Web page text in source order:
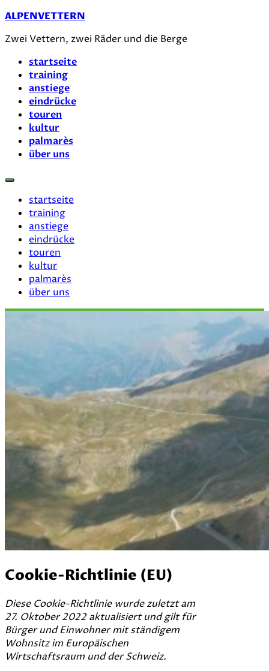
Zum
springen
ALPENVETTERN
Zwei Vettern, zwei Räder und die Berge
startseite
training
anstiege
eindrücke
touren
kultur
palmarès
über uns
startseite
training
anstiege
eindrücke
touren
kultur
palmarès
über uns
Cookie-Richtlinie (EU)
Diese Cookie-Richtlinie wurde zuletzt am
27. Oktober 2022 aktualisiert und gilt für
Bürger und Einwohner mit ständigem
Wohnsitz im Europäischen
Wirtschaftsraum und der Schweiz.